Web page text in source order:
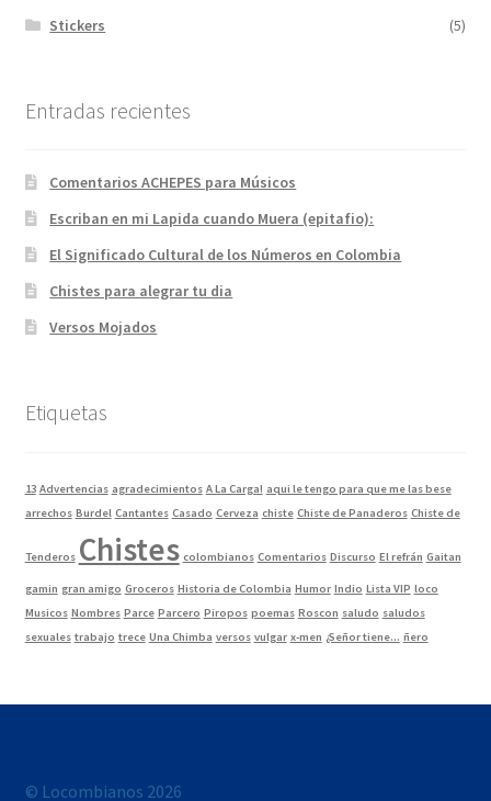
Stickers
(5)
Entradas recientes
Comentarios ACHEPES para Músicos
Escriban en mi Lapida cuando Muera (epitafio):
El Significado Cultural de los Números en Colombia
Chistes para alegrar tu dia
Versos Mojados
Etiquetas
13 Advertencias agradecimientos A La Carga! aqui le tengo para que me las bese
arrechos Burdel Cantantes Casado Cerveza chiste Chiste de Panaderos Chiste de
Tenderos Chistes colombianos Comentarios Discurso El refrán Gaitan
gamin gran amigo Groceros Historia de Colombia Humor Indio Lista VIP loco
Musicos Nombres Parce Parcero Piropos poemas Roscon saludo saludos
sexuales trabajo trece Una Chimba versos vulgar x-men ¿Señor tiene... ñero
© Locombianos 2026